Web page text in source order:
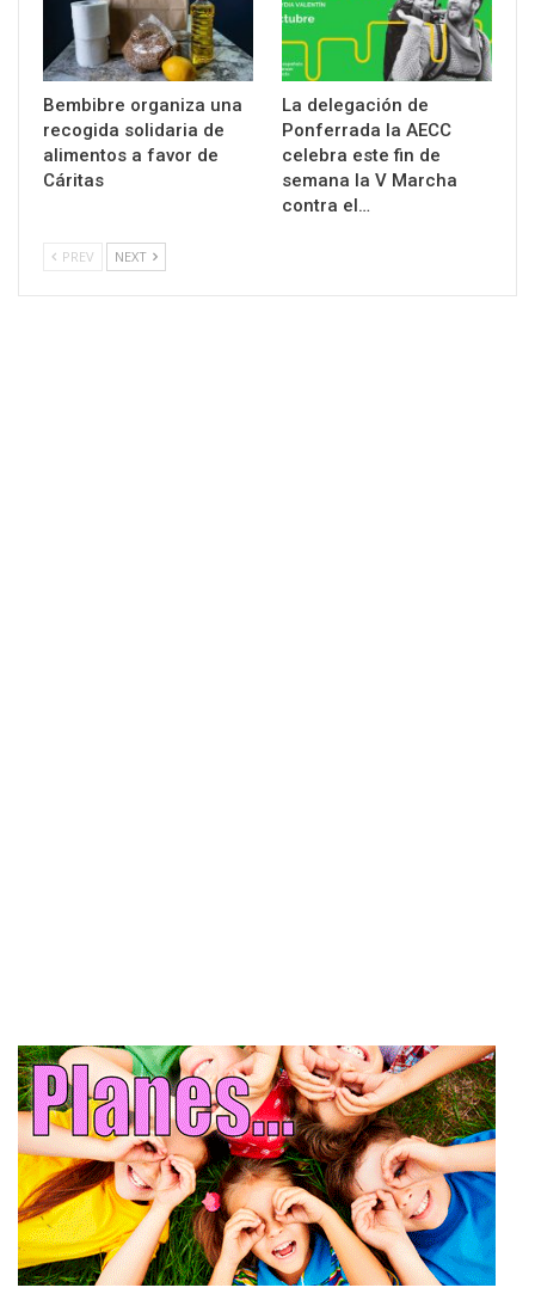
Bembibre organiza una
recogida solidaria de
alimentos a favor de
Cáritas
La delegación de
Ponferrada la AECC
celebra este fin de
semana la V Marcha
contra el…
PREV NEXT